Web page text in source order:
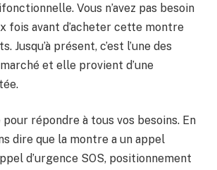
Vous n’avez pas besoin
fois avant d’acheter cette montre
Jusqu’à présent, c’est l’une des
et elle provient d’une
répondre à tous vos besoins. En
dire que la montre a un appel
d’urgence SOS, positionnement